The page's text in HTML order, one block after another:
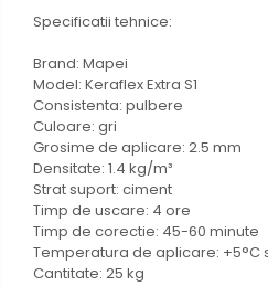
Specificatii tehnice:
Brand: Mapei
Model: Keraflex Extra S1
Consistenta: pulbere
Culoare: gri
Grosime de aplicare: 2.5 mm
Densitate: 1.4 kg/m³
Strat suport: ciment
Timp de uscare: 4 ore
Timp de corectie: 45-60 minute
Temperatura de aplicare: +5°C
Cantitate: 25 kg